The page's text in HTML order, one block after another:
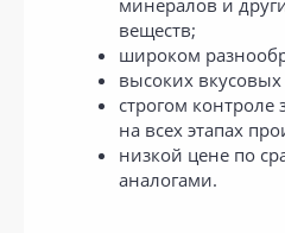
веществ;
широком
высоких вкусовых
строгом контроле
на всех этапах
низкой цене по
аналогами.